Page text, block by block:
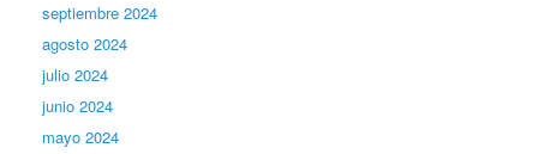
septiembre 2024
agosto 2024
julio 2024
junio 2024
mayo 2024